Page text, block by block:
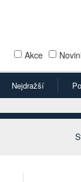
Akce
Nejdražší